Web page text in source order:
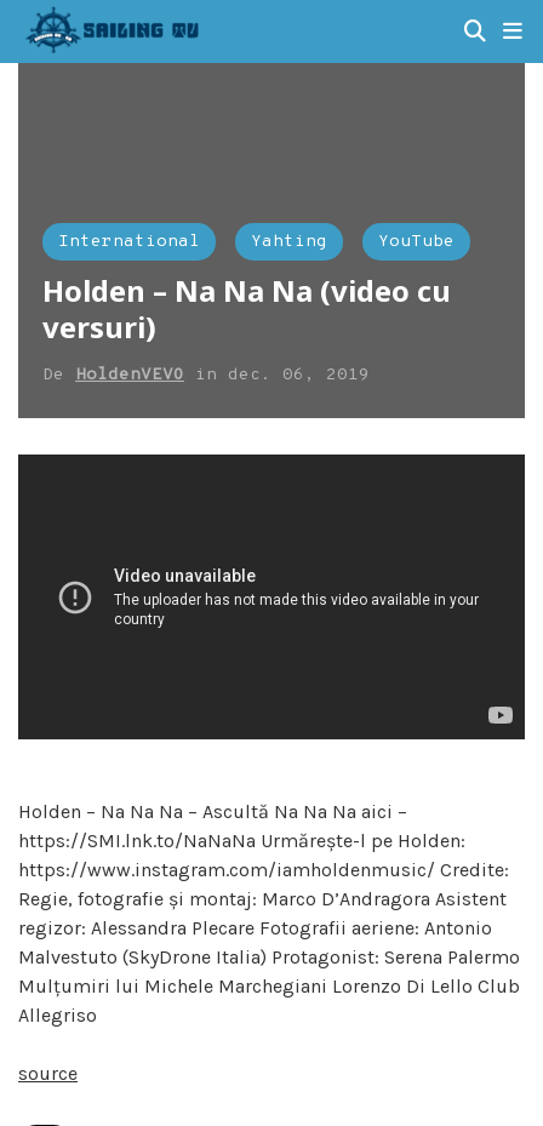
International Yahting YouTube
Holden – Na Na Na (video cu
versuri)
De HoldenVEVO in dec. 06, 2019
Holden – Na Na Na – Ascultă Na Na Na aici –
https://SMI.lnk.to/NaNaNa Urmărește-l pe Holden:
https://www.instagram.com/iamholdenmusic/ Credite:
Regie, fotografie și montaj: Marco D’Andragora Asistent
regizor: Alessandra Plecare Fotografii aeriene: Antonio
Malvestuto (SkyDrone Italia) Protagonist: Serena Palermo
Mulțumiri lui Michele Marchegiani Lorenzo Di Lello Club
Allegriso
source